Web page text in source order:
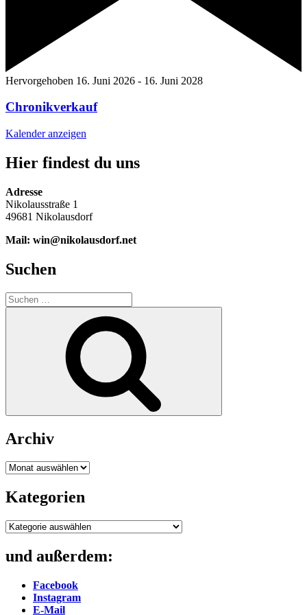
Hervorgehoben 16. Juni 2026 - 16. Juni 2028
Chronikverkauf
Kalender anzeigen
Hier findest du uns
Adresse
Nikolausstraße 1
49681 Nikolausdorf
Mail: win@nikolausdorf.net
Suchen
Suche
nach:
Archiv
Archiv
Kategorien
Kategorien
und außerdem:
Facebook
Instagram
E-Mail